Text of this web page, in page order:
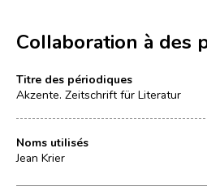
Collaboration à des
Titre des périodiques
Akzente. Zeitschrift für Literatur
Noms utilisés
Jean Krier